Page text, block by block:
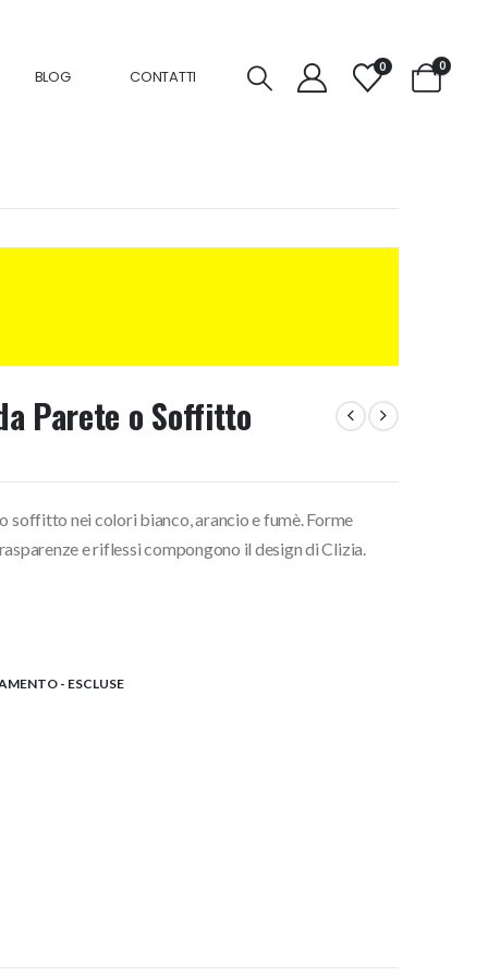
BLOG CONTATTI
0 0
Parete o Soffitto
soffitto nei colori bianco, arancio e fumè. Forme
e riflessi compongono il design di Clizia.
- ESCLUSE